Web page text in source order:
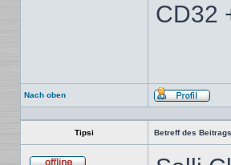
CD32
Nach oben
Profil
Tipsi Betreff des